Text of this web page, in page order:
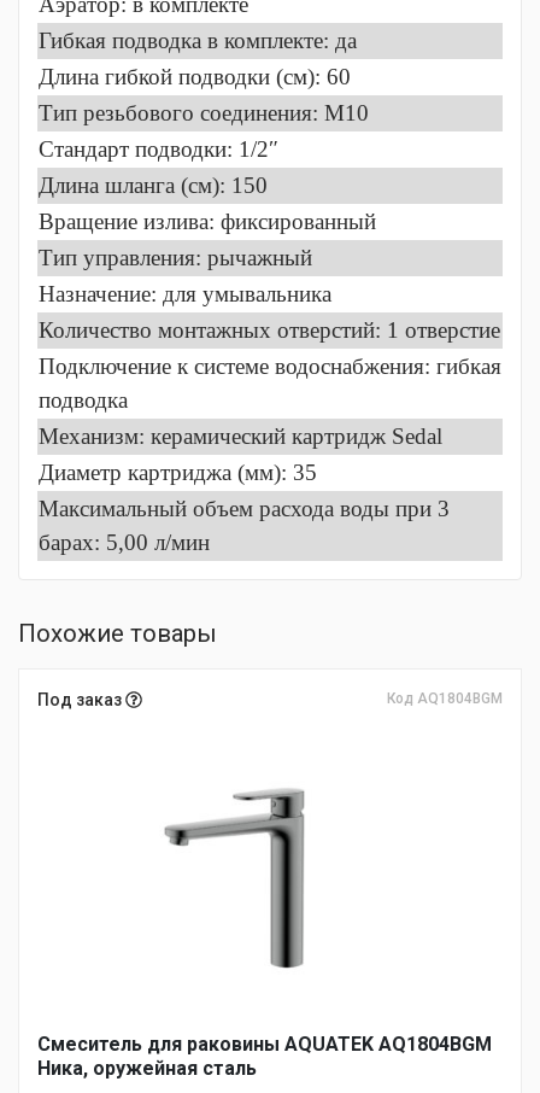
Гибкая подводка в комплекте: да
Длина гибкой подводки (см): 60
Тип резьбового соединения: M10
Стандарт подводки: 1/2″
Длина шланга (см): 150
Вращение излива: фиксированный
Тип управления: рычажный
Назначение: для умывальника
Количество монтажных отверстий: 1 отверстие
Подключение к системе водоснабжения: гибкая
подводка
Механизм: керамический картридж Sedal
Диаметр картриджа (мм): 35
Максимальный объем расхода воды при 3
барах: 5,00 л/мин
Похожие товары
Под заказ Код AQ1804BGM
Смеситель для раковины AQUATEK AQ1804BGM
Ника, оружейная сталь